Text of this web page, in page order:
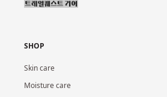
SHOP
Skin care
Moisture care